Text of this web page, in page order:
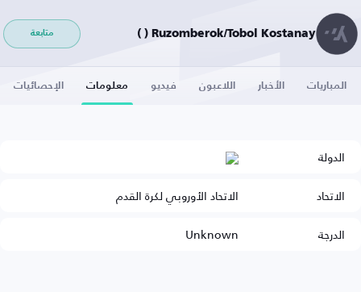
Ruzomberok/Tobol Kostanay ( ) متابعة
المباريات الأخبار اللاعبون فيديو معلومات الإحصائيات
الدولة
الاتحاد
الاتحاد الأوروبي لكرة القدم
الدرجة
Unknown